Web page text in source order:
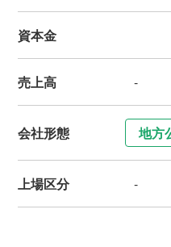
資本金
売上高 -
会社形態 地方
上場区分 -